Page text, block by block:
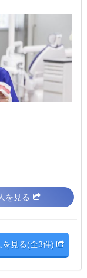
を見る
を見る(全3件)